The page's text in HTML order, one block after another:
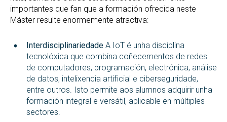
importantes que fan que a formación ofrecida neste
Máster resulte enormemente atractiva:
Interdisciplinariedade A IoT é unha disciplina
tecnolóxica que combina coñecementos de redes
de computadores, programación, electrónica, análise
de datos, intelixencia artificial e ciberseguridade,
entre outros. Isto permite aos alumnos adquirir unha
formación integral e versátil, aplicable en múltiples
sectores.